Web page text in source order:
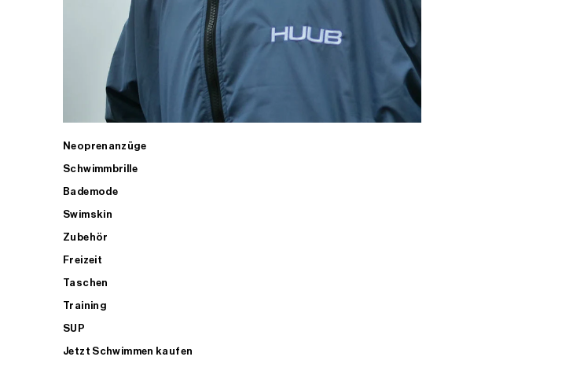
Neoprenanzüge
Schwimmbrille
Bademode
Swimskin
Zubehör
Freizeit
Taschen
Training
SUP
Jetzt Schwimmen kaufen